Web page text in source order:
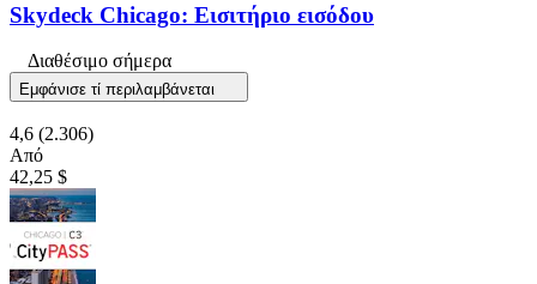
Skydeck Chicago: Εισιτήριο εισόδου
Διαθέσιμο σήμερα
Εμφάνισε τί περιλαμβάνεται
4,6 (2.306)
Από
42,25 $